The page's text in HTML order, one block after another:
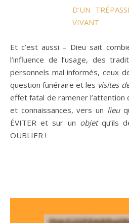
Et c’est aussi – Dieu sait
l’influence de l’usage, des
personnels mal informés, ceux
question funéraire et les visites
effet fatal de ramener l’attention
et connaissances, vers un lieu
ÉVITER et sur un objetqu’ils
OUBLIER !